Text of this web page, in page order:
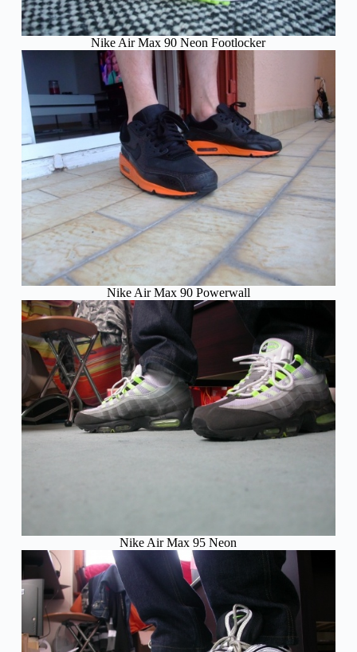
Nike Air Max 90 Neon Footlocker
Nike Air Max 90 Powerwall
Nike Air Max 95 Neon